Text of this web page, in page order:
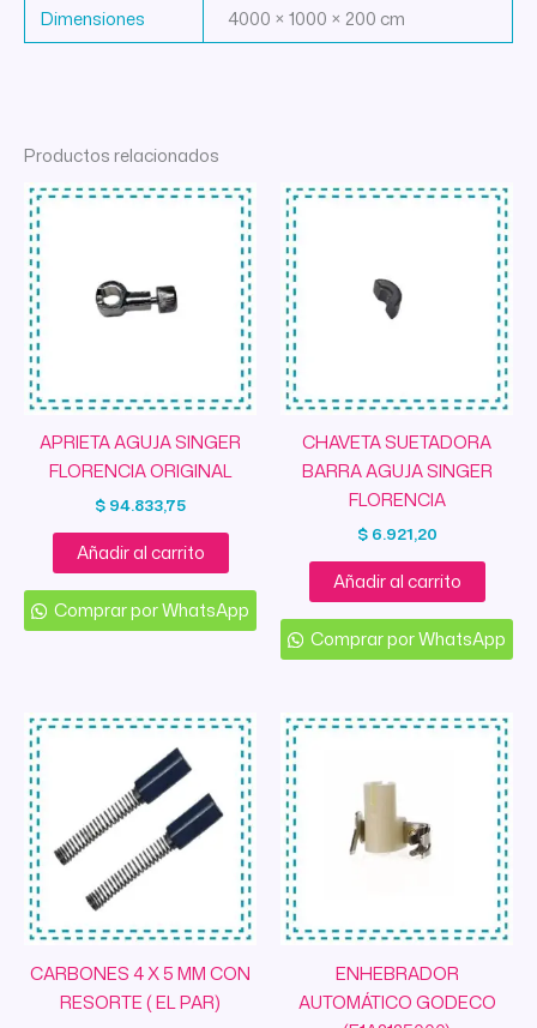
Dimensiones
4000 × 1000 × 200 cm
Productos relacionados
APRIETA AGUJA SINGER
FLORENCIA ORIGINAL
$ 94.833,75
Añadir al carrito
Comprar por WhatsApp
CHAVETA SUETADORA
BARRA AGUJA SINGER
FLORENCIA
$6.921,20
Añadir al carrito
Comprar por WhatsApp
CARBONES 4 X 5 MM CON
RESORTE ( EL PAR)
ENHEBRADOR
AUTOMÁTICO GODECO